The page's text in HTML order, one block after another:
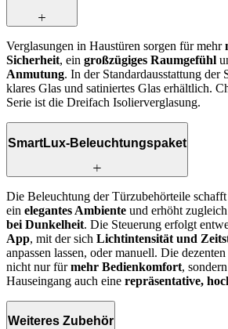
Verglasungen in Haustüren sorgen für mehr
Sicherheit, ein großzügiges Raumgefühl
Anmutung. In der Standardausstattung der
klares Glas und satiniertes Glas erhältlich.
Serie ist die Dreifach Isolierverglasung.
SmartLux-Beleuchtungspaket
Die Beleuchtung der Türzubehörteile
ein elegantes Ambiente und erhöht
bei Dunkelheit. Die Steuerung erfolgt
App, mit der sich Lichtintensität und
anpassen lassen, oder manuell. Die
nicht nur fürmehr Bedienkomfort,
Hauseingang auch eine repräsentative,
Weiteres Zubehör